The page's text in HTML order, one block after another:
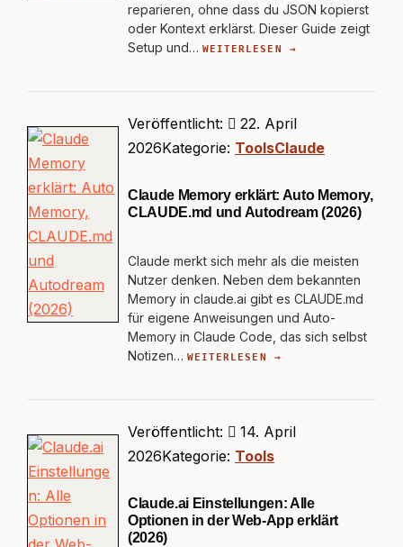
reparieren, ohne dass du JSON kopierst
oder Kontext erklärst. Dieser Guide zeigt
Setup und… WEITERLESEN →
Veröffentlicht:
22. April
2026Kategorie: ToolsClaude
Claude Memory erklärt: Auto Memory,
CLAUDE.md und Autodream (2026)
Claude merkt sich mehr als die meisten
Nutzer denken. Neben dem bekannten
Memory in claude.ai gibt es CLAUDE.md
für eigene Anweisungen und Auto-
Memory in Claude Code, das sich selbst
Notizen… WEITERLESEN →
Veröffentlicht:
14. April
2026Kategorie: Tools
Claude.ai Einstellungen: Alle
Optionen in der Web-App erklärt
(2026)